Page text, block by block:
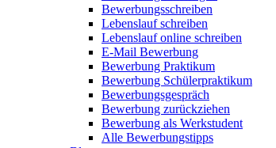
Bewerbungsschreiben
Lebenslauf schreiben
Lebenslauf online schreiben
E-Mail Bewerbung
Bewerbung Praktikum
Bewerbung Schülerpraktikum
Bewerbungsgespräch
Bewerbung zurückziehen
Bewerbung als Werkstudent
Alle Bewerbungstipps